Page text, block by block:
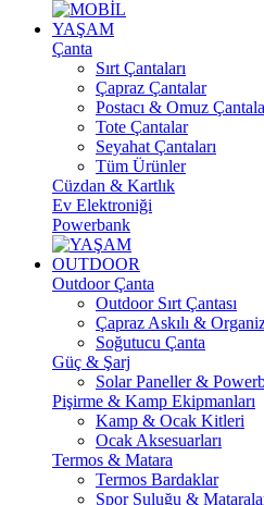
YAŞAM
Çanta
Sırt Çantaları
Çapraz Çantalar
Postacı & Omuz
Tote Çantalar
Seyahat Çantaları
Tüm Ürünler
Cüzdan & Kartlık
Ev Elektroniği
Powerbank
OUTDOOR
Outdoor Çanta
Outdoor Sırt Çantası
Çapraz Askılı &
Soğutucu Çanta
Güç & Şarj
Solar Paneller &
Pişirme & Kamp Ekipmanları
Kamp & Ocak Kitleri
Ocak Aksesuarları
Termos & Matara
Termos Bardaklar
Spor Suluğu &